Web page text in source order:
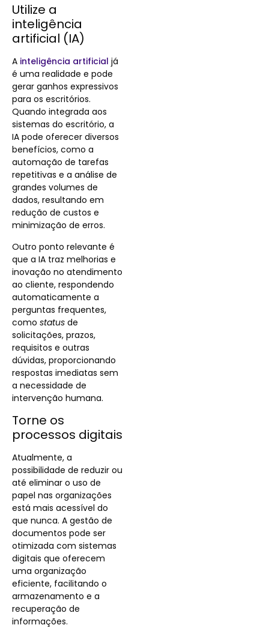
Utilize a
inteligência
artificial (IA)
A inteligência artificial já
é uma realidade e pode
gerar ganhos expressivos
para os escritórios.
Quando integrada aos
sistemas do escritório, a
IA pode oferecer diversos
benefícios, como a
automação de tarefas
repetitivas e a análise de
grandes volumes de
dados, resultando em
redução de custos e
minimização de erros.
Outro ponto relevante é
que a IA traz melhorias e
inovação no atendimento
ao cliente, respondendo
automaticamente a
perguntas frequentes,
como status de
solicitações, prazos,
requisitos e outras
dúvidas, proporcionando
respostas imediatas sem
a necessidade de
intervenção humana.
Torne os
processos digitais
Atualmente, a
possibilidade de reduzir ou
até eliminar o uso de
papel nas organizações
está mais acessível do
que nunca. A gestão de
documentos pode ser
otimizada com sistemas
digitais que oferecem
uma organização
eficiente, facilitando o
armazenamento e a
recuperação de
informações.